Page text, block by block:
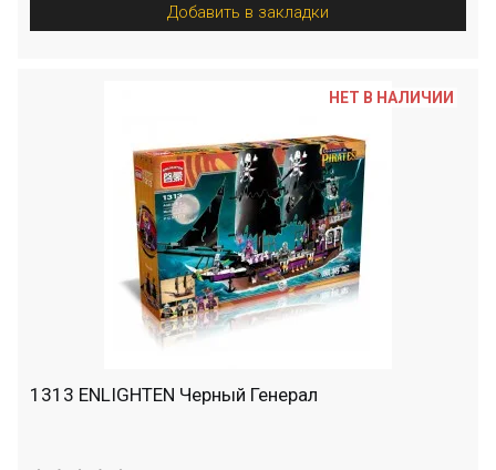
Добавить в закладки
1313 ENLIGHTEN Черный Генерал
НЕТ В НАЛИЧИИ